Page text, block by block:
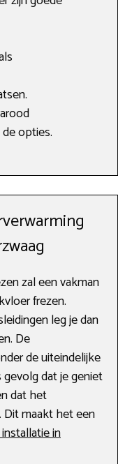
opties.
zal een vakman
frezen.
leg je dan
De
de uiteindelijke
dat je geniet
dat het
maakt het een
in